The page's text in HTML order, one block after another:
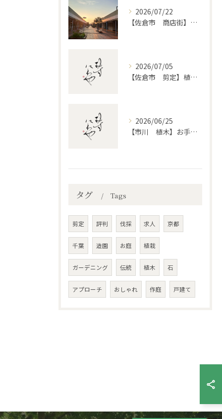
2026/07/22
【佐倉市 商店街】街路植木剪定
2026/07/05
【佐倉市 剪定】植木・庭木の剪定、プロに頼むとどう違うのか。
2026/06/25
【市川 植木】お手入れ【和モダンというお庭を考える】
タグ Tags
剪定 評判 伐採 求人 京都
千葉 造園 お庭 植栽
ガーデニング 伝統 植木 石
アプローチ おしゃれ 作庭 戸建て